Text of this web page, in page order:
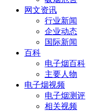
网文资讯
行业新闻
企业动态
国际新闻
百科
电子烟百科
主要人物
电子烟视频
电子烟测评
相关视频